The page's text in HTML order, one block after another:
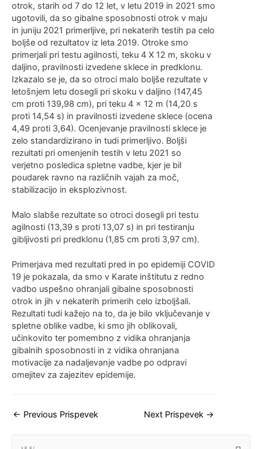
otrok, starih od 7 do 12 let, v letu 2019 in 2021 smo
ugotovili, da so gibalne sposobnosti otrok v maju
in juniju 2021 primerljive, pri nekaterih testih pa celo
boljše od rezultatov iz leta 2019. Otroke smo
primerjali pri testu agilnosti, teku 4 X 12 m, skoku v
daljino, pravilnosti izvedene sklece in predklonu.
Izkazalo se je, da so otroci malo boljše rezultate v
letošnjem letu dosegli pri skoku v daljino (147,45
cm proti 139,98 cm), pri teku 4 x 12 m (14,20 s
proti 14,54 s) in pravilnosti izvedene sklece (ocena
4,49 proti 3,64). Ocenjevanje pravilnosti sklece je
zelo standardizirano in tudi primerljivo. Boljši
rezultati pri omenjenih testih v letu 2021 so
verjetno posledica spletne vadbe, kjer je bil
poudarek ravno na različnih vajah za moč,
stabilizacijo in eksplozivnost.
Malo slabše rezultate so otroci dosegli pri testu
agilnosti (13,39 s proti 13,07 s) in pri testiranju
gibljivosti pri predklonu (1,85 cm proti 3,97 cm).
Primerjava med rezultati pred in po epidemiji COVID
19 je pokazala, da smo v Karate inštitutu z redno
vadbo uspešno ohranjali gibalne sposobnosti
otrok in jih v nekaterih primerih celo izboljšali.
Rezultati tudi kažejo na to, da je bilo vključevanje v
spletne oblike vadbe, ki smo jih oblikovali,
učinkovito ter pomembno z vidika ohranjanja
gibalnih sposobnosti in z vidika ohranjana
motivacije za nadaljevanje vadbe po odpravi
omejitev za zajezitev epidemije.
Navigacija
← Previous Prispevek Next Prispevek →